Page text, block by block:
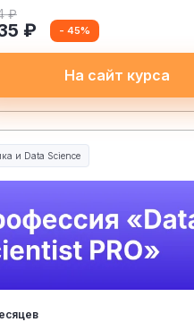
₽
₽ - 45%
На сайт курса
и Data Science